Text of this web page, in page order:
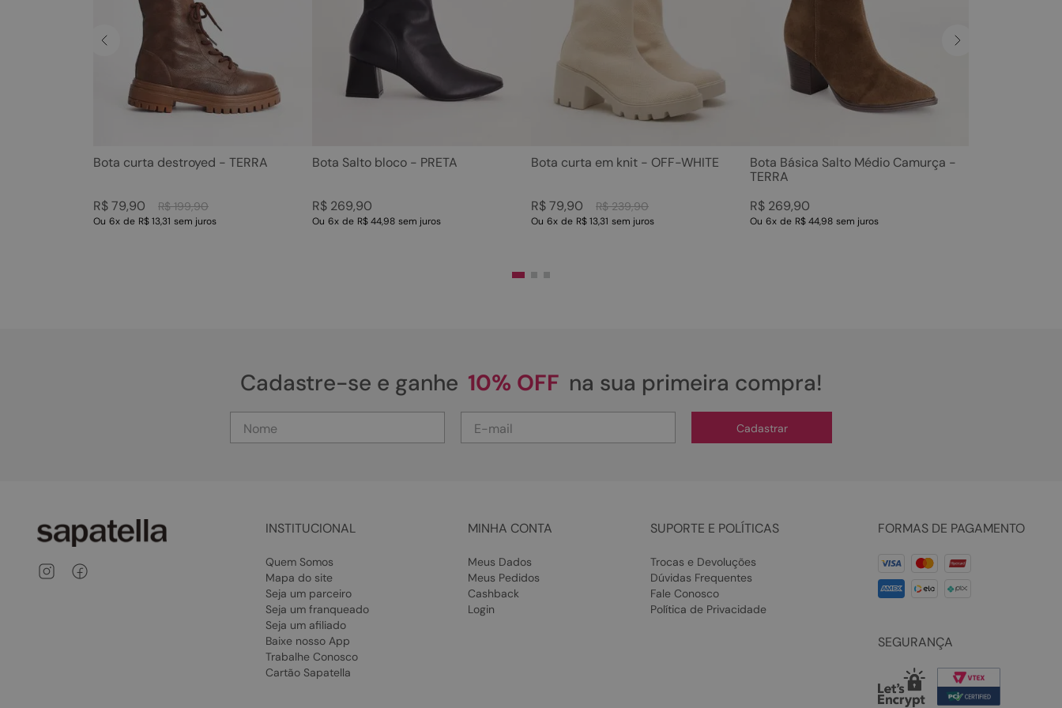
Bota curta destroyed - TERRA
R$ 199,90
R$79,90
Ou 6x de R$ 13,31 sem juros
Bota Salto bloco - PRETA
R$ 269,90
Ou 6x de R$ 44,98 sem juros
Bota curta em knit - OFF-WHITE
R$ 239,90
R$79,90
Ou 6x de R$ 13,31 sem juros
Bota Básica Salto Médio Camurça -
TERRA
R$ 269,90
Ou 6x de R$ 44,98 sem juros
Cadastre-se e ganhe 10% OFF na sua primeira compra!
Cadastrar
INSTITUCIONAL
Quem Somos
Mapa do site
Seja um parceiro
Seja um franqueado
Seja um afiliado
Baixe nosso App
Trabalhe Conosco
Cartão Sapatella
MINHA CONTA
Meus Dados
Meus Pedidos
Cashback
Login
SUPORTE E POLÍTICAS
Trocas e Devoluções
Dúvidas Frequentes
Fale Conosco
Política de Privacidade
FORMAS DE PAGAMENTO
SEGURANÇA
rasteira
tamanco
bolsa
sapatilha